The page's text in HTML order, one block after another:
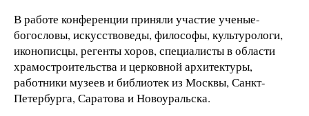
В работе конференции приняли участие ученые-
богословы, искусствоведы, философы, культурологи,
иконописцы, регенты хоров, специалисты в области
храмостроительства и церковной архитектуры,
работники музеев и библиотек из Москвы, Санкт-
Петербурга, Саратова и Новоуральска.